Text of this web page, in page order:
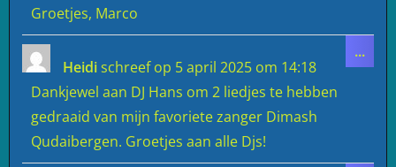
Groetjes, Marco
Heidi schreef op 5 april 2025 om 14:18
Dankjewel aan DJ Hans om 2 liedjes te hebben
gedraaid van mijn favoriete zanger Dimash
Qudaibergen. Groetjes aan alle Djs!
...
deze